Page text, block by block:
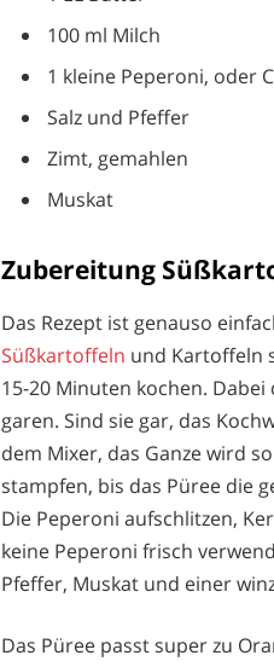
100 ml Milch
1 kleine Peperoni, oder
Salz und Pfeffer
Zimt, gemahlen
Muskat
Zubereitung
Das Rezept ist genauso
Süßkartoffeln und Kartoffeln
15-20 Minuten kochen.
garen. Sind sie gar, das
dem Mixer, das Ganze wird
stampfen, bis das Püree die
Die Peperoni aufschlitzen,
keine Peperoni frisch
Pfeffer, Muskat und einer
Das Püree passt super zu